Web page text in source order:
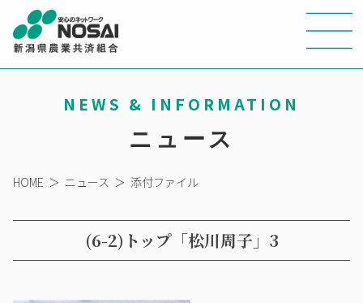
NEWS & INFORMATION
ニュース
HOME ＞ ニュース ＞ 添付ファイル
(6-2)トップ「松川周子」3